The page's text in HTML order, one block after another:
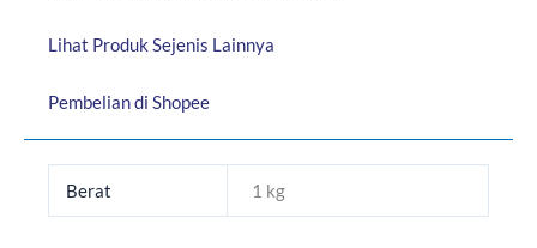
Lihat Produk Sejenis Lainnya
Pembelian di Shopee
Berat 1 kg